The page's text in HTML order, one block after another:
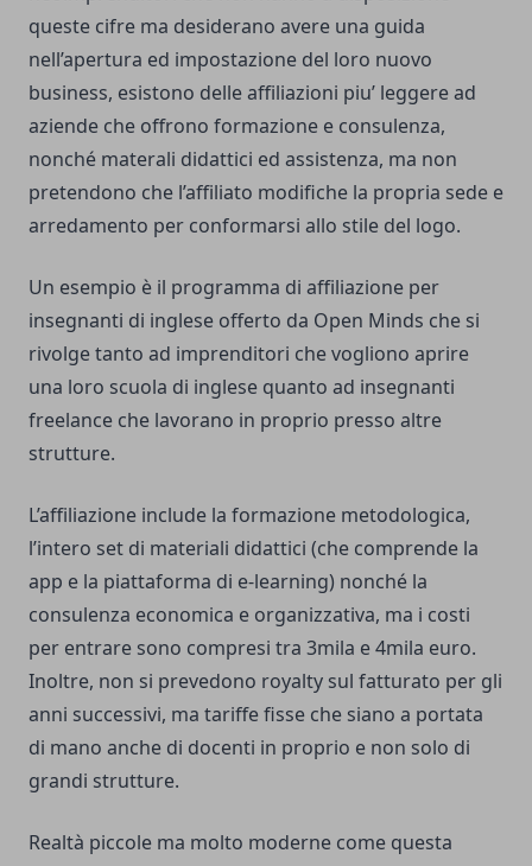
queste cifre ma desiderano avere una guida
nell’apertura ed impostazione del loro nuovo
business, esistono delle affiliazioni piu’ leggere ad
aziende che offrono formazione e consulenza,
nonché materali didattici ed assistenza, ma non
pretendono che l’affiliato modifiche la propria sede e
arredamento per conformarsi allo stile del logo.
Un esempio è il programma di affiliazione per
insegnanti di inglese offerto da Open Minds che si
rivolge tanto ad imprenditori che vogliono aprire
una loro scuola di inglese quanto ad insegnanti
freelance che lavorano in proprio presso altre
strutture.
L’affiliazione include la formazione metodologica,
l’intero set di materiali didattici (che comprende la
app e la piattaforma di e-learning) nonché la
consulenza economica e organizzativa, ma i costi
per entrare sono compresi tra 3mila e 4mila euro.
Inoltre, non si prevedono royalty sul fatturato per gli
anni successivi, ma tariffe fisse che siano a portata
di mano anche di docenti in proprio e non solo di
grandi strutture.
Realtà piccole ma molto moderne come questa